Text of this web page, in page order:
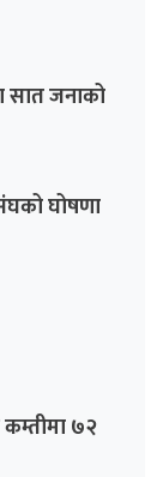
सात जनाको
घोषणा
७२